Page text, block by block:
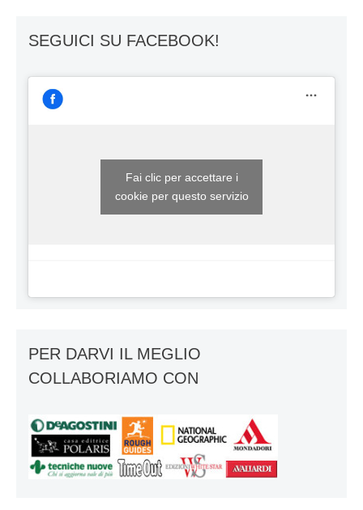
SEGUICI SU FACEBOOK!
Fai clic per accettare i
cookie per questo servizio
PER DARVI IL MEGLIO
COLLABORIAMO CON